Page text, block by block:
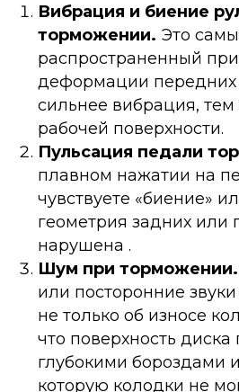
Вибрация и биение
торможении. Это
распространенный
деформации передних
сильнее вибрация,
рабочей поверхности.
Пульсация педали
плавном нажатии на
чувствуете «биение»
геометрия задних или
нарушена .
Шум при торможении.
или посторонние
не только об износе
что поверхность диска
глубокими бороздами
которую колодки не